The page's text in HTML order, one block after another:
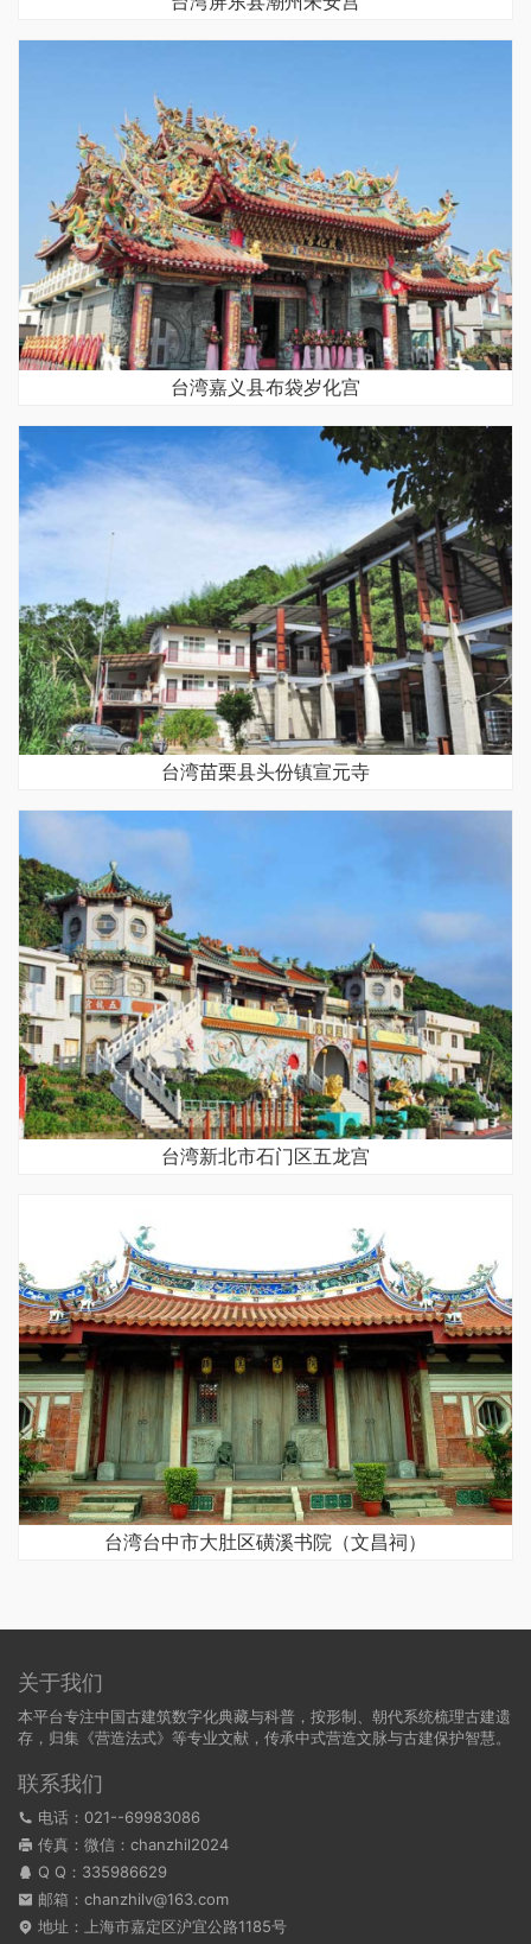
台湾嘉义县布袋岁化宫
台湾苗栗县头份镇宣元寺
台湾新北市石门区五龙宫
台湾台中市大肚区磺溪书院（文昌祠）
关于我们
本平台专注中国古建筑数字化典藏与科普，按形制、朝代系统梳理古建遗
存，归集《营造法式》等专业文献，传承中式营造文脉与古建保护智慧。
联系我们
电话：021--69983086
传真：微信：chanzhil2024
Q Q： 335986629
邮箱：chanzhilv@163.com
地址：上海市嘉定区沪宜公路1185号